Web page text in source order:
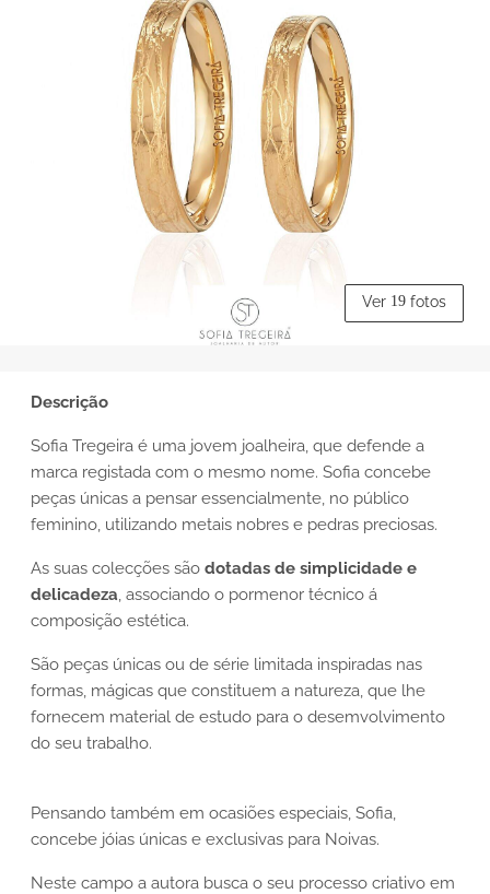
Ver 19 fotos
Descrição
Sofia Tregeira é uma jovem joalheira, que defende a
marca registada com o mesmo nome. Sofia concebe
peças únicas a pensar essencialmente, no público
feminino, utilizando metais nobres e pedras preciosas.
As suas colecções são dotadas de simplicidade e
delicadeza, associando o pormenor técnico á
composição estética.
São peças únicas ou de série limitada inspiradas nas
formas, mágicas que constituem a natureza, que lhe
fornecem material de estudo para o desemvolvimento
do seu trabalho.
Pensando também em ocasiões especiais, Sofia,
concebe jóias únicas e exclusivas para Noivas.
Neste campo a autora busca o seu processo criativo em